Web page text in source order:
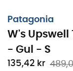
Patagonia
W's
- Gul - S
135,42 kr